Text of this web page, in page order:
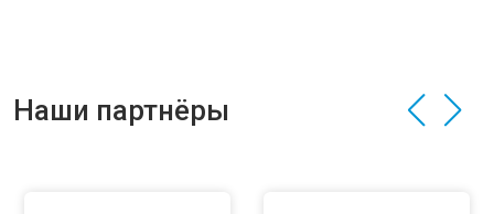
Наши партнёры